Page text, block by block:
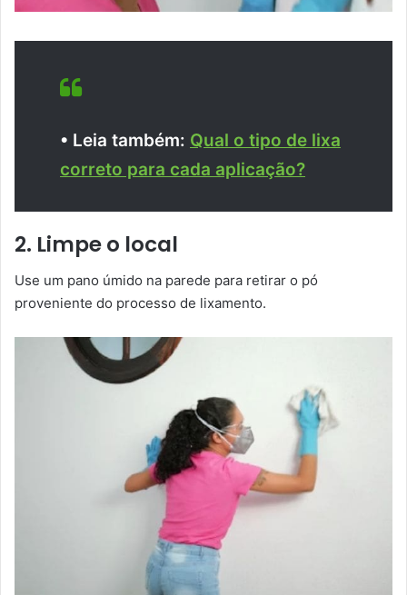
• Leia também: Qual o tipo de lixa
correto para cada aplicação?
2. Limpe o local
Use um pano úmido na parede para retirar o pó
proveniente do processo de lixamento.